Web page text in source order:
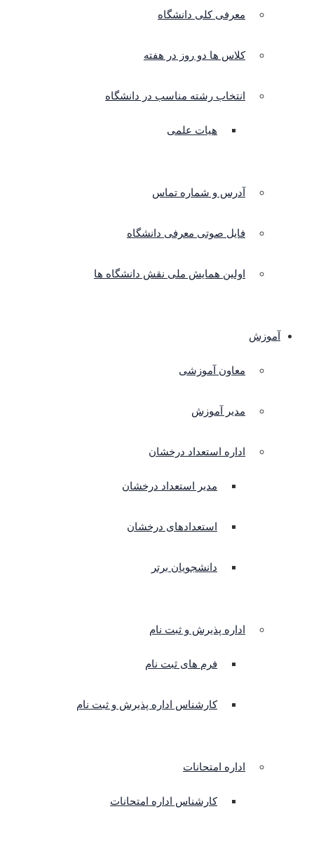
معرفی کلی دانشگاه
کلاس ها دو روز در هفته
انتخاب رشته مناسب در دانشگاه
هیات علمی
آدرس و شماره تماس
فایل صوتی معرفی دانشگاه
اولین همایش ملی نقش دانشگاه ها
آموزش
معاون آموزشی
مدیر آموزش
اداره استعداد درخشان
مدیر استعداد درخشان
استعدادهای درخشان
دانشجویان برتر
اداره پذیرش و ثبت نام
فرم های ثبت نام
کارشناس اداره پذیرش و ثبت نام
اداره امتحانات
کارشناس اداره امتحانات